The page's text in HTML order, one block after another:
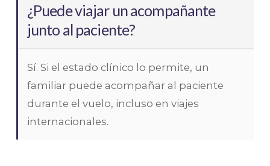
¿Puede viajar un acompañante
junto al paciente?
Sí. Si el estado clínico lo permite, un
familiar puede acompañar al paciente
durante el vuelo, incluso en viajes
internacionales.